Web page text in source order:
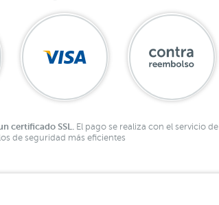
certificado SSL.
El pago se realiza con el servicio de
de seguridad más eficientes